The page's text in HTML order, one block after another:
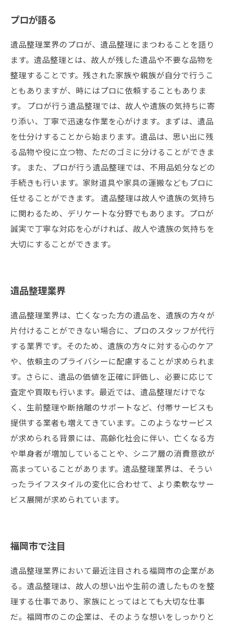
プロが語る
遺品整理業界のプロが、遺品整理にまつわることを語り
ます。遺品整理とは、故人が残した遺品や不要な品物を
整理することです。残された家族や親族が自分で行うこ
ともありますが、時にはプロに依頼することもありま
す。 プロが行う遺品整理では、故人や遺族の気持ちに寄
り添い、丁寧で迅速な作業を心がけます。まずは、遺品
を仕分けすることから始まります。遺品は、思い出に残
る品物や役に立つ物、ただのゴミに分けることができま
す。 また、プロが行う遺品整理では、不用品処分などの
手続きも行います。家財道具や家具の運搬などもプロに
任せることができます。 遺品整理は故人や遺族の気持ち
に関わるため、デリケートな分野でもあります。プロが
誠実で丁寧な対応を心がければ、故人や遺族の気持ちを
大切にすることができます。
遺品整理業界
遺品整理業界は、亡くなった方の遺品を、遺族の方々が
片付けることができない場合に、プロのスタッフが代行
する業界です。そのため、遺族の方々に対する心のケア
や、依頼主のプライバシーに配慮することが求められま
す。さらに、遺品の価値を正確に評価し、必要に応じて
査定や買取も行います。最近では、遺品整理だけでな
く、生前整理や断捨離のサポートなど、付帯サービスも
提供する業者も増えてきています。このようなサービス
が求められる背景には、高齢化社会に伴い、亡くなる方
や単身者が増加していることや、シニア層の消費意欲が
高まっていることがあります。遺品整理業界は、そうい
ったライフスタイルの変化に合わせて、より柔軟なサー
ビス展開が求められています。
福岡市で注目
遺品整理業界において最近注目される福岡市の企業があ
る。遺品整理は、故人の想い出や生前の遺したものを整
理する仕事であり、家族にとってはとても大切な仕事
だ。福岡市のこの企業は、そのような想いをしっかりと